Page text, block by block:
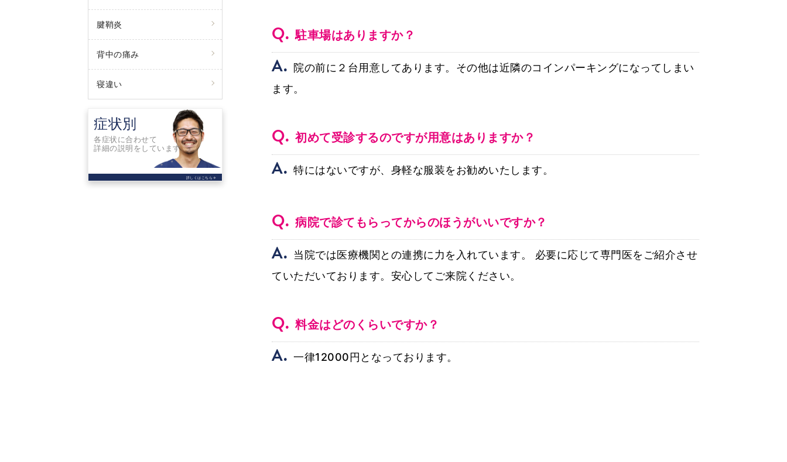
Q. 駐車場はありますか？
A. 院の前に２台用意してあります。その他は近隣のコインパーキングになってしまい
ます。
Q. 初めて受診するのですが用意はありますか？
A. 特にはないですが、身軽な服装をお勧めいたします。
Q. 病院で診てもらってからのほうがいいですか？
A. 当院では医療機関との連携に力を入れています。 必要に応じて専門医をご紹介させ
ていただいております。安心してご来院ください。
Q. 料金はどのくらいですか？
A. 一律12000円となっております。
腱鞘炎
背中の痛み
寝違い
症状別
各症状に合わせて
詳細の説明をしています
詳しくはこちら arrow_forward